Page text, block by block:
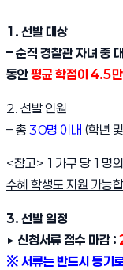
1. 선발 대상
– 순직 경찰관 자녀 중
동안평균 학점이 4.5
2. 선발 인원
– 총 30명 이내 (학년
<참고> 1가구 당 1명
수혜 학생도 지원 가능
3. 선발 일정
▶ 신청서류 접수 마감 :
※ 서류는 반드시 등기